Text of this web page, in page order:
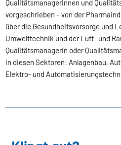
Qualitätsmanagerinnen und
vorgeschrieben – von der
über die Gesundheitsvorsorge und
Umwelttechnik und der Luft- und
Qualitätsmanagerin oder
in diesen Sektoren: Anlagenbau,
Elektro- und